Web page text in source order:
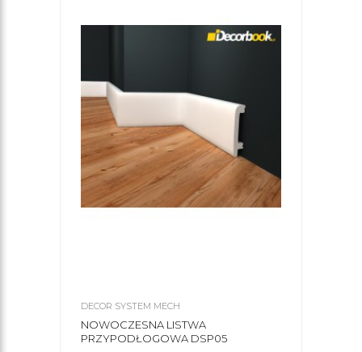
DECOR SYSTEM MECH
NOWOCZESNA LISTWA
PRZYPODŁOGOWA DSP05